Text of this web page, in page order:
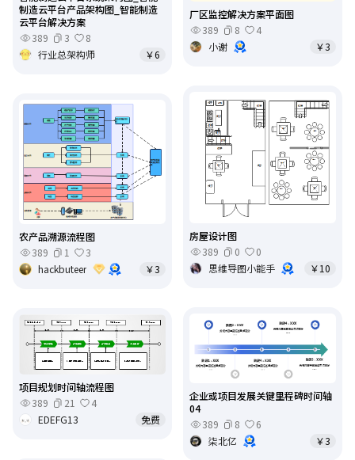
制造云平台产品架构图_智能制造
云平台解决方案
389
3
8
行业总架构师
￥6
厂区监控解决方案平面图
389
8
4
小谢
￥3
房屋设计图
389
0
0
思维导图小能手
￥10
农产品溯源流程图
389
1
3
hackbuteer
￥3
企业或项目发展关键里程碑时间轴
04
389
8
6
柒北亿
￥3
项目规划时间轴流程图
389
21
4
EDEFG13
免费